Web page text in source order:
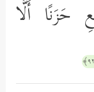
حَزَنًا أَلَّا